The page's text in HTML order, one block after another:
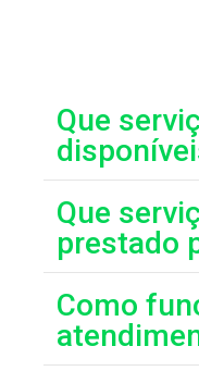
Que
Que
prestado
Como